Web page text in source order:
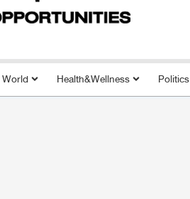
World Health&Wellness Politics